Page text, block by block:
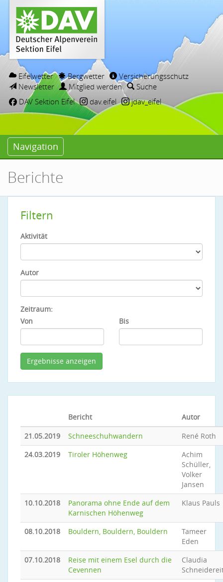
Eifelwetter Bergwetter
Versicherungsschutz
Newsletter
Mitglied werden
Suche
DAV Sektion Eifel
dav.eifel jdav_eifel
Navigation
Berichte
Filtern
Aktivität
Autor
Zeitraum:
Von
Bis
Bericht
Autor
21.05.2019
Schneeschuhwandern
René Roth
24.03.2019
Tiroler Höhenweg
Achim
Schüller,
Volker
Jansen
10.10.2018
Panorama ohne Ende auf dem
Karnischen Höhenweg
Klaus Pauls
08.10.2018 Bouldern, Bouldern, Bouldern
Tameer
Eden
07.10.2018
Reise mit einem Esel durch die
Cevennen
Claudia